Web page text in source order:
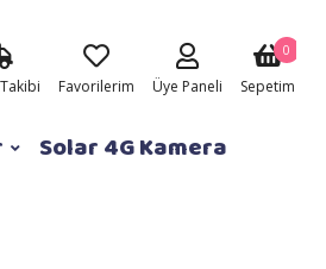
Favorilerim Üye Paneli Sepetim
0
Solar 4G Kamera